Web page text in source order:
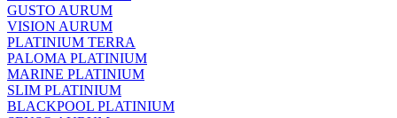
GUSTO AURUM
VISION AURUM
PLATINIUM TERRA
PALOMA PLATINIUM
MARINE PLATINIUM
SLIM PLATINIUM
BLACKPOOL PLATINIUM